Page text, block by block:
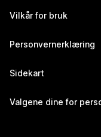
Vilkår for bruk
Personvernerklæring
Sidekart
Valgene dine for